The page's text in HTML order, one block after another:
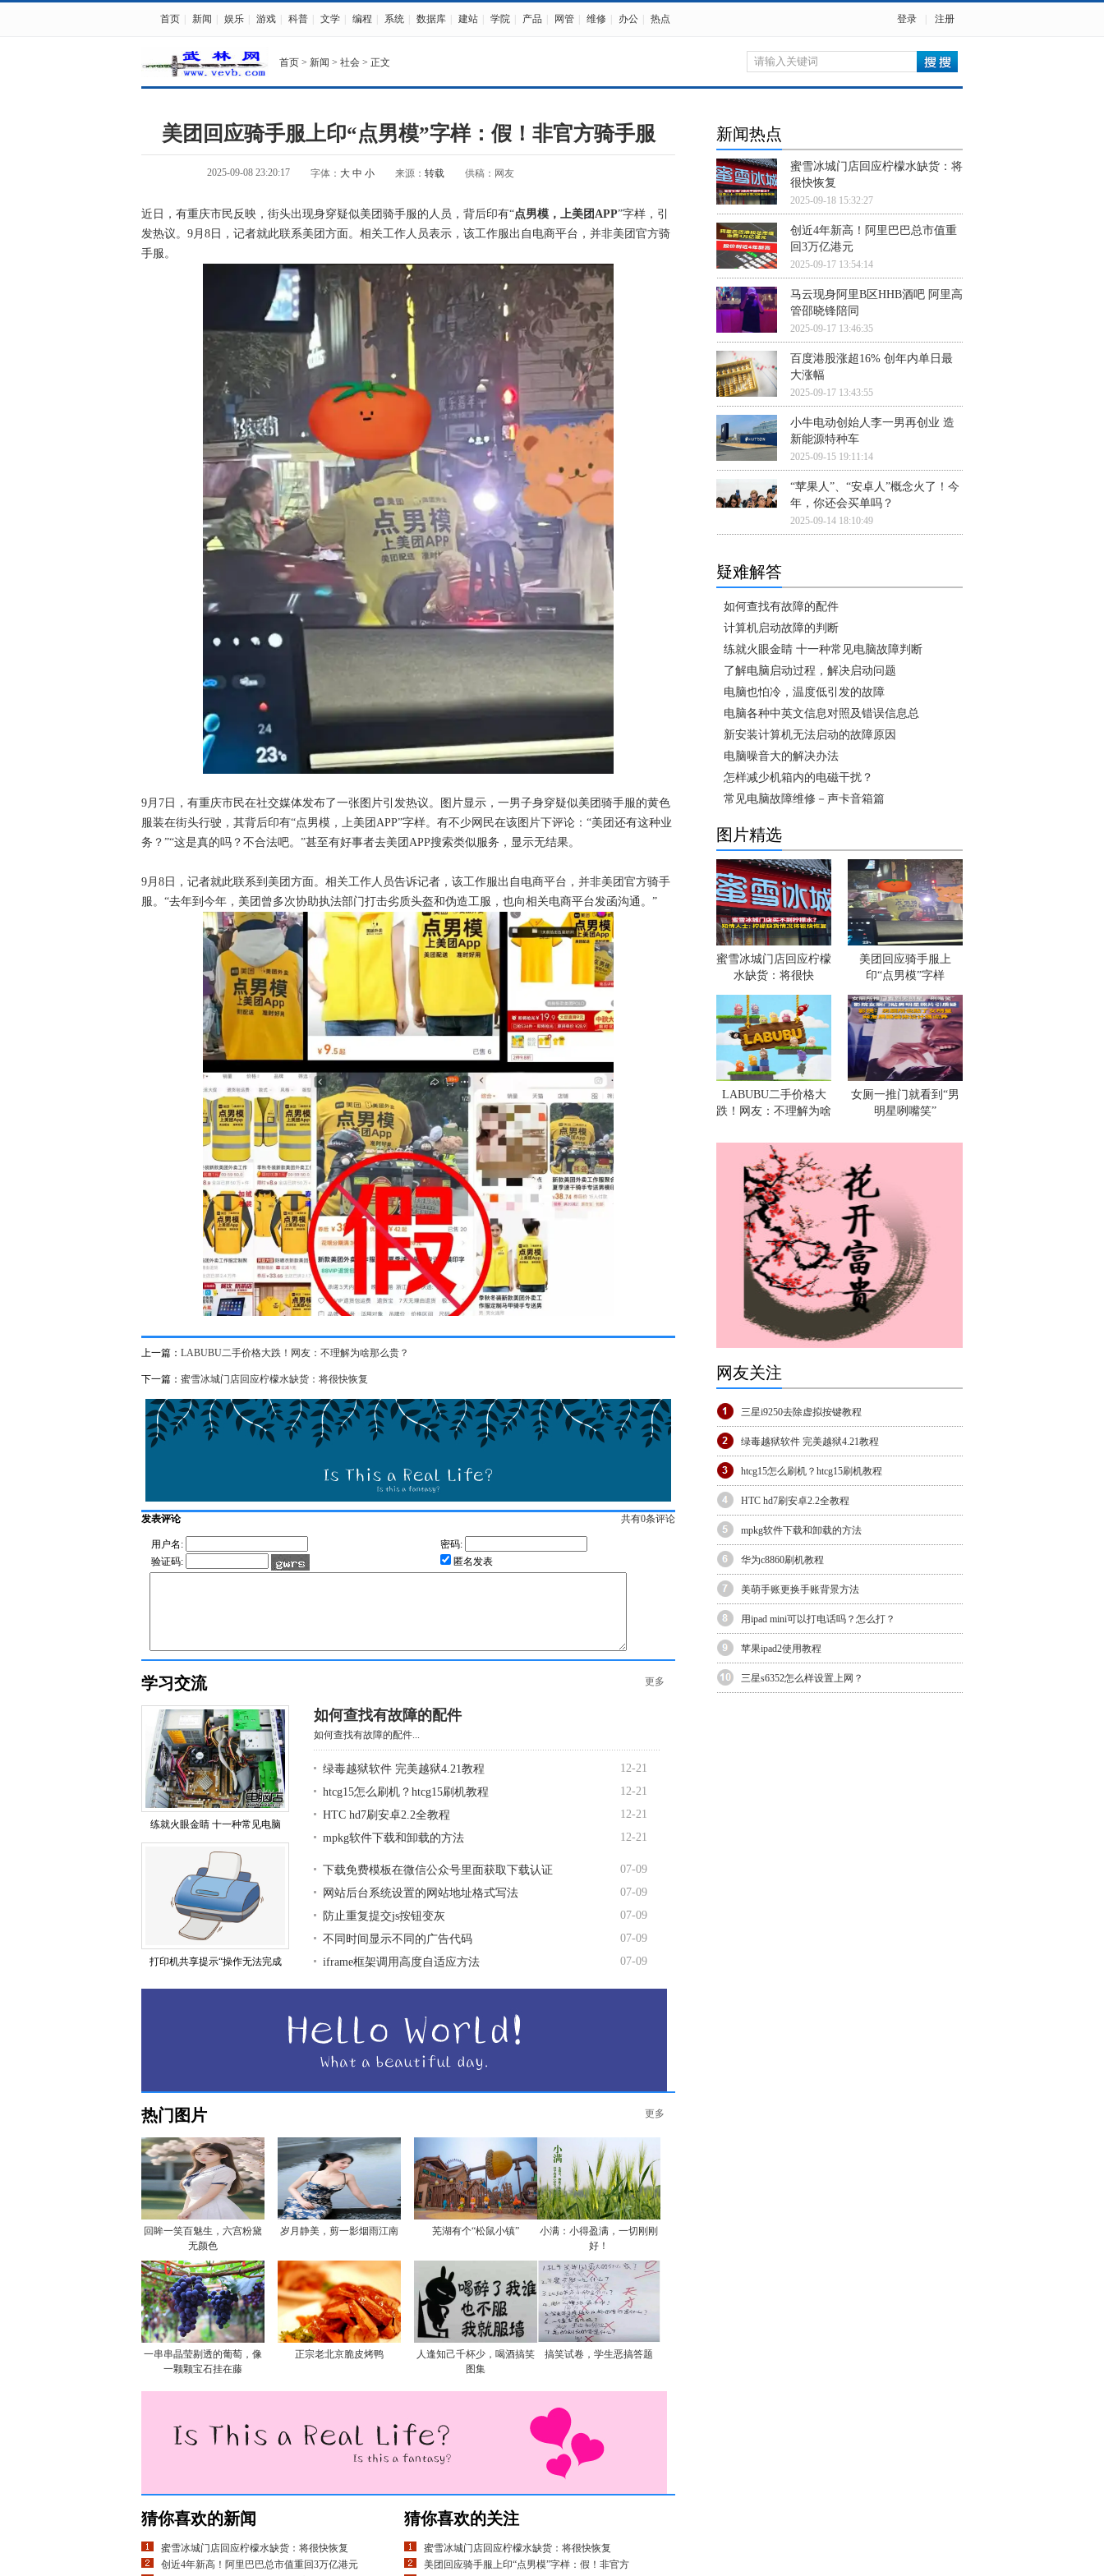
首页 新闻 娱乐 游戏 科普 文学 编程 系统 数据库 建站 学院 产品 网管 维修 办公 热点 登录 注册
首页 > 新闻 > 社会 > 正文
美团回应骑手服上印“点男模”字样：假！非官方骑手服
2025-09-08 23:20:17 字体： 大 中 小 来源： 转载 供稿：网友
近日，有重庆市民反映，街头出现身穿疑似美团骑手服的人员，背后印有“点男模，上美团APP”字样，引
发热议。9月8日，记者就此联系美团方面。相关工作人员表示，该工作服出自电商平台，并非美团官方骑
手服。
9月7日，有重庆市民在社交媒体发布了一张图片引发热议。图片显示，一男子身穿疑似美团骑手服的黄色
服装在街头行驶，其背后印有“点男模，上美团APP”字样。有不少网民在该图片下评论：“美团还有这种业
务？”“这是真的吗？不合法吧。”甚至有好事者去美团APP搜索类似服务，显示无结果。
9月8日，记者就此联系到美团方面。相关工作人员告诉记者，该工作服出自电商平台，并非美团官方骑手
服。“去年到今年，美团曾多次协助执法部门打击劣质头盔和伪造工服，也向相关电商平台发函沟通。”
上一篇： LABUBU二手价格大跌！网友：不理解为啥那么贵？
下一篇： 蜜雪冰城门店回应柠檬水缺货：将很快恢复
发表评论 共有0条评论
用户名:
密码:
验证码:
匿名发表
学习交流 更多
练就火眼金睛 十一种常见电脑
打印机共享提示“操作无法完成
如何查找有故障的配件
如何查找有故障的配件...
绿毒越狱软件 完美越狱4.21教程
12-21
htcg15怎么刷机？htcg15刷机教程
12-21
HTC hd7刷安卓2.2全教程
12-21
mpkg软件下载和卸载的方法
12-21
下载免费模板在微信公众号里面获取下载认证
07-09
网站后台系统设置的网站地址格式写法
07-09
防止重复提交js按钮变灰
07-09
不同时间显示不同的广告代码
07-09
iframe框架调用高度自适应方法
07-09
热门图片 更多
回眸一笑百魅生，六宫粉黛
无颜色
岁月静美，剪一影烟雨江南 芜湖有个“松鼠小镇”
小满：小得盈满，一切刚刚
好！
一串串晶莹剔透的葡萄，像
一颗颗宝石挂在藤
正宗老北京脆皮烤鸭
人逢知己千杯少，喝酒搞笑
图集
搞笑试卷，学生恶搞答题
猜你喜欢的新闻
蜜雪冰城门店回应柠檬水缺货：将很快恢复
创近4年新高！阿里巴巴总市值重回3万亿港元
猜你喜欢的关注
蜜雪冰城门店回应柠檬水缺货：将很快恢复
美团回应骑手服上印“点男模”字样：假！非官方
新闻热点
蜜雪冰城门店回应柠檬水缺货：将
很快恢复
2025-09-18 15:32:27
创近4年新高！阿里巴巴总市值重
回3万亿港元
2025-09-17 13:54:14
马云现身阿里B区HHB酒吧 阿里高
管邵晓锋陪同
2025-09-17 13:46:35
百度港股涨超16% 创年内单日最
大涨幅
2025-09-17 13:43:55
小牛电动创始人李一男再创业 造
新能源特种车
2025-09-15 19:11:14
“苹果人”、“安卓人”概念火了！今
年，你还会买单吗？
2025-09-14 18:10:49
疑难解答
如何查找有故障的配件
计算机启动故障的判断
练就火眼金睛 十一种常见电脑故障判断
了解电脑启动过程，解决启动问题
电脑也怕冷，温度低引发的故障
电脑各种中英文信息对照及错误信息总
新安装计算机无法启动的故障原因
电脑噪音大的解决办法
怎样减少机箱内的电磁干扰？
常见电脑故障维修－声卡音箱篇
图片精选
蜜雪冰城门店回应柠檬
水缺货：将很快
美团回应骑手服上
印“点男模”字样
LABUBU二手价格大
跌！网友：不理解为啥
女厕一推门就看到“男
明星咧嘴笑”
网友关注
三星i9250去除虚拟按键教程
绿毒越狱软件 完美越狱4.21教程
htcg15怎么刷机？htcg15刷机教程
HTC hd7刷安卓2.2全教程
mpkg软件下载和卸载的方法
华为c8860刷机教程
美萌手账更换手账背景方法
用ipad mini可以打电话吗？怎么打？
苹果ipad2使用教程
三星s6352怎么样设置上网？